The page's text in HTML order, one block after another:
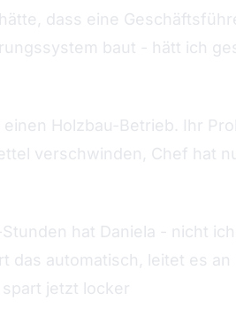
dass eine
baut - hätt ich
Holzbau-Betrieb. Ihr
verschwinden, Chef hat
hat Daniela - nicht
das automatisch, leitet es
jetzt locker